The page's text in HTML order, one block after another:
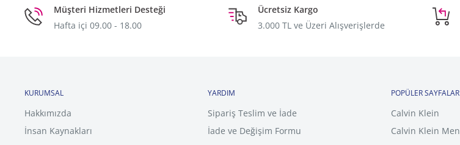
Müşteri Hizmetleri Desteği
Hafta içi 09.00 - 18.00
Ücretsiz Kargo
3.000 TL ve Üzeri Alışverişlerde
KURUMSAL
Hakkımızda
İnsan Kaynakları
YARDIM
Sipariş Teslim ve İade
İade ve Değişim Formu
POPÜLER SAYFALAR
Calvin Klein
Calvin Klein Men